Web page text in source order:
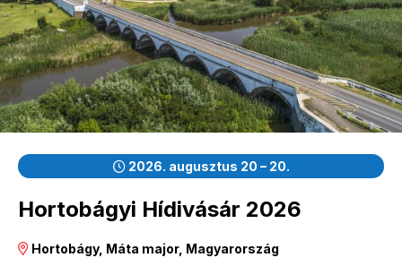
2026. augusztus 20 – 20.
Hortobágyi Hídivásár 2026
Hortobágy, Máta major, Magyarország